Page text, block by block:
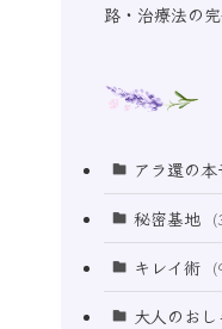
路・治療法の
アラ還の本
秘密基地
キレイ術
(32)
大人のおし